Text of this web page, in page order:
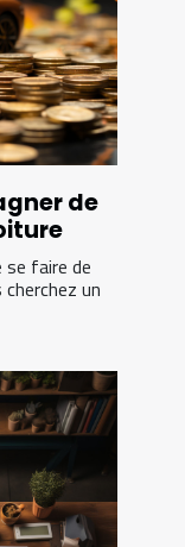
de
se faire de
un